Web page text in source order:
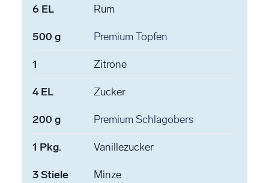
6 EL Rum
500 g Premium Topfen
1 Zitrone
4EL Zucker
200 g Premium Schlagobers
1 Pkg. Vanillezucker
3Stiele Minze